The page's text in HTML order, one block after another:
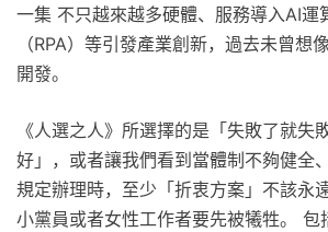
一集 不只越來越多硬體、服務導入AI運
（RPA）等引發產業創新，過去未曾想
開發。
《人選之人》所選擇的是「失敗了就失
好」，或者讓我們看到當體制不夠健全
規定辦理時，至少「折衷方案」不該永
小黨員或者女性工作者要先被犧牲。 包